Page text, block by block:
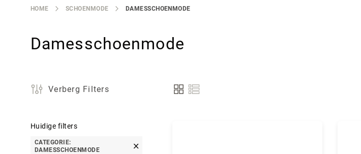
HOME SCHOENMODE DAMESSCHOENMODE
Damesschoenmode
Tonen
Huidige filters
CATEGORIE
DAMESSCHOENMODE
Verberg Filters